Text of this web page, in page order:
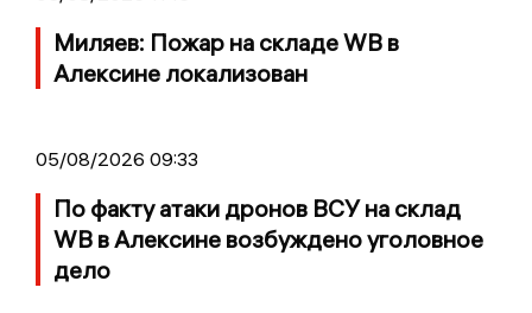
Миляев: Пожар на складе WB в
Алексине локализован
05/08/2026 09:33
По факту атаки дронов ВСУ на склад
WB в Алексине возбуждено уголовное
дело